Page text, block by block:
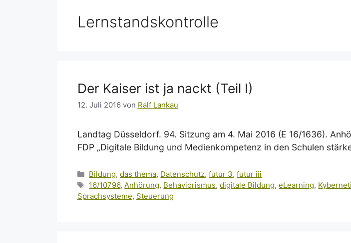
Lernstandskontrolle
Der Kaiser ist ja nackt (Teil I)
12. Juli 2016 von Ralf Lankau
Landtag Düsseldorf. 94. Sitzung am 4. Mai 2016 (E 16/1636).
FDP „Digitale Bildung und Medienkompetenz in den Schulen
Kategorien
Bildung,das thema, Datenschutz,futur 3,futur iii
Schlagwörter
16/10796,Anhörung, Behaviorismus,digitale Bildung,eLearning,
Sprachsysteme, Steuerung